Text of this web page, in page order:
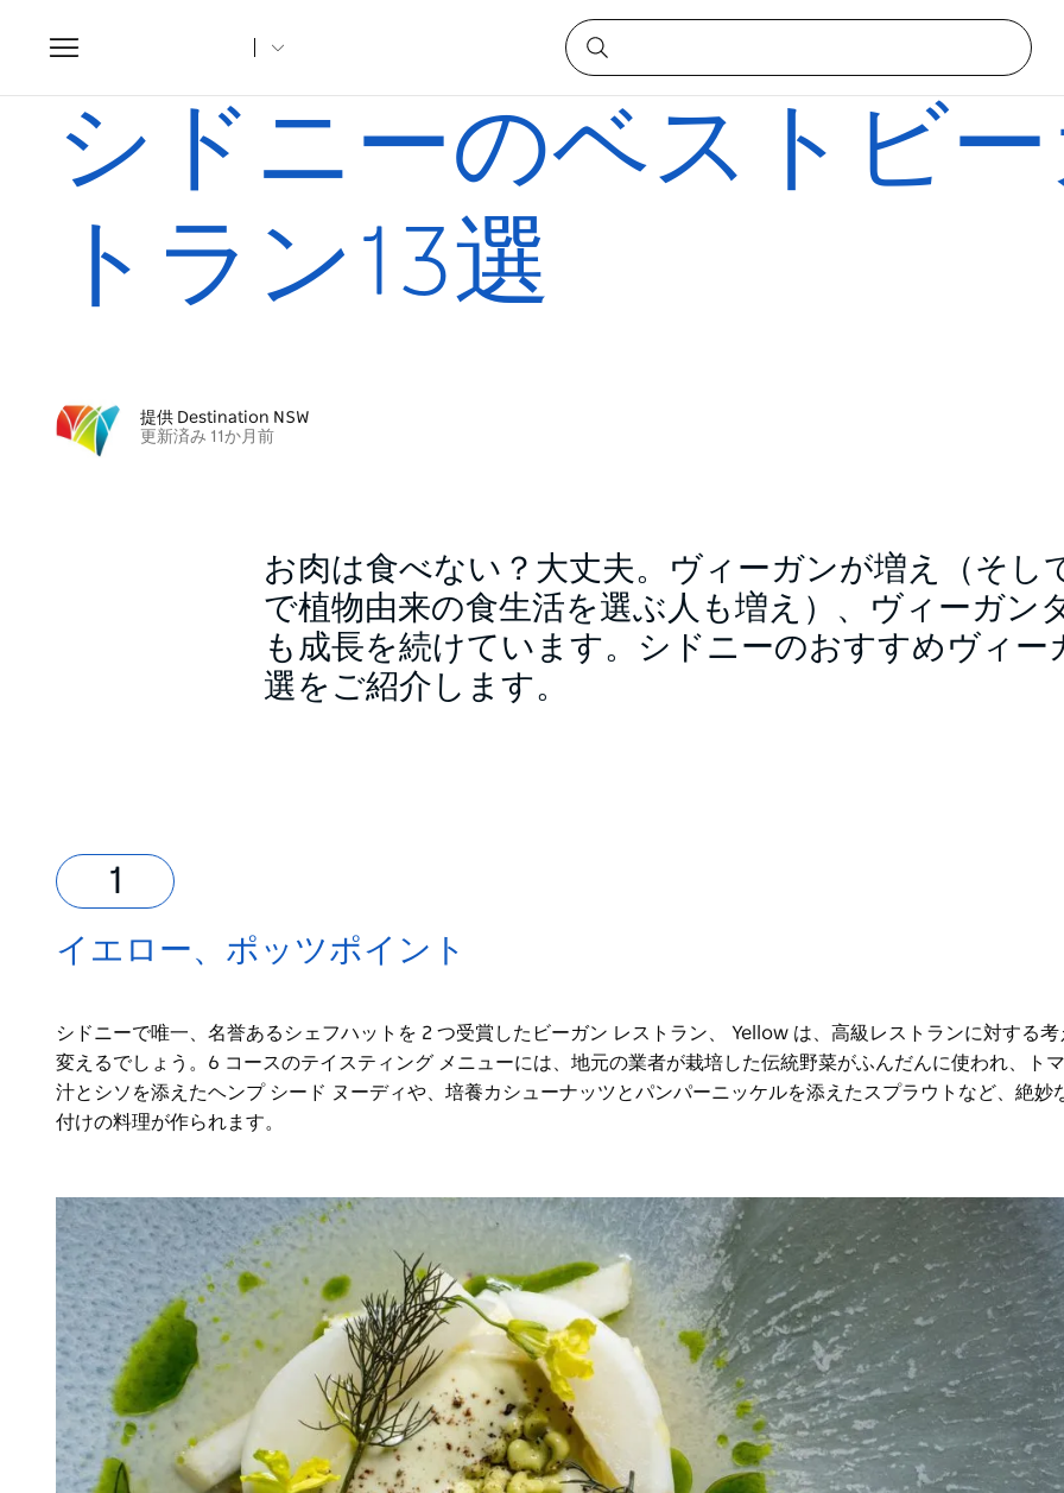
Toggle
navigation
シドニーのベストビ
トラン13選
提供 Destination NSW
更新済み 11か月前
お肉は食べない？大丈夫。ヴィーガンが増え（そし
で植物由来の食生活を選ぶ人も増え）、ヴィーガン
も成長を続けています。シドニーのおすすめヴィー
選をご紹介します。
イエロー、ポッツポイント
シドニーで唯一、名誉あるシェフハットを 2 つ受賞したビーガン レストラン、 Yellow は 、高級レストランに対する
変えるでしょう。6 コースのテイスティング メニューには、地元の業者が栽培した伝統野菜がふんだんに使われ、ト
汁とシソを添えたヘンプ シード ヌーディや、培養カシューナッツとパンパーニッケルを添えたスプラウトなど、絶妙
付けの料理が作られます。